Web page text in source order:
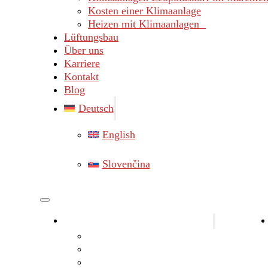
Kosten einer Klimaanlage
Heizen mit Klimaanlagen
Lüftungsbau
Über uns
Karriere
Kontakt
Blog
Deutsch
English
Slovenčina